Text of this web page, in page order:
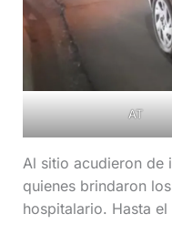
AT
Al sitio acudieron de
quienes brindaron
hospitalario. Hasta